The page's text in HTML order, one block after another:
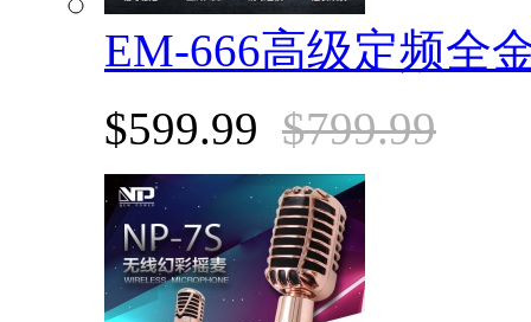
EM-666高级定频全
$599.99 $799.99